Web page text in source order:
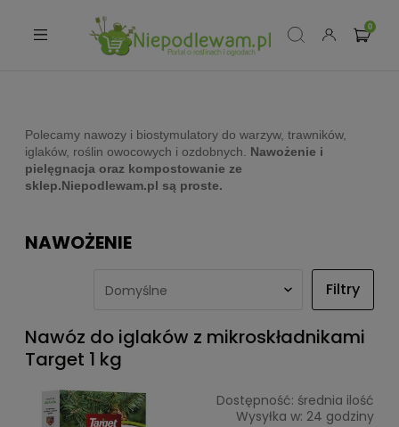
Polecamy nawozy i biostymulatory do warzyw, trawników,
iglaków, roślin owocowych i ozdobnych. Nawożenie i
pielęgnacja oraz kompostowanie ze
sklep.Niepodlewam.pl są proste.
NAWOŻENIE
Filtry
Nawóz do iglaków z mikroskładnikami
Target 1 kg
Dostępność: średnia ilość
Wysyłka w: 24 godziny